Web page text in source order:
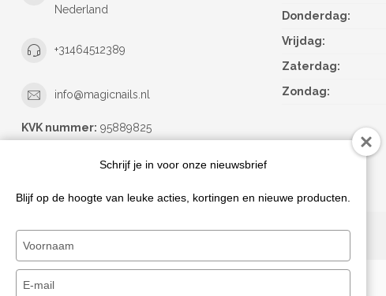
Nederland
+31464512389
info@magicnails.nl
KVK nummer: 95889825
Donderdag:
Vrijdag:
Zaterdag:
Zondag:
Schrijf je in voor onze nieuwsbrief
Blijf op de hoogte van leuke acties, kortingen en nieuwe producten.
naam